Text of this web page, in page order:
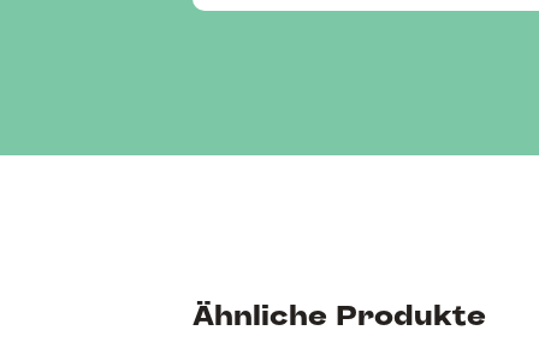
Ähnliche Produkte